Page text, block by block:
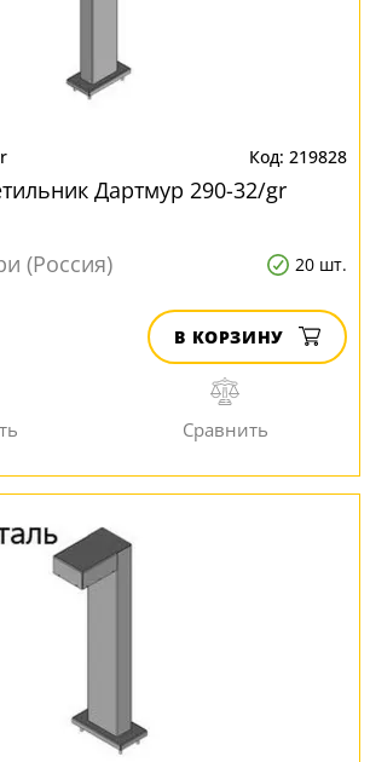
219828
Дартмур 290-32/gr
(Россия)
20 шт.
В КОРЗИНУ